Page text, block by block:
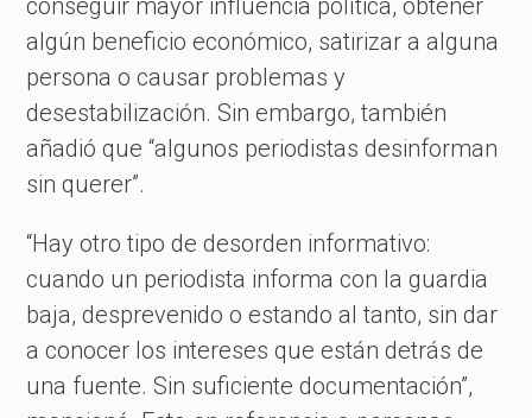
algún beneficio económico, satirizar a alguna
persona o causar problemas y
desestabilización. Sin embargo, también
añadió que “algunos periodistas desinforman
sin querer”.
“Hay otro tipo de desorden informativo:
cuando un periodista informa con la guardia
baja, desprevenido o estando al tanto, sin dar
a conocer los intereses que están detrás de
una fuente. Sin suficiente documentación”,